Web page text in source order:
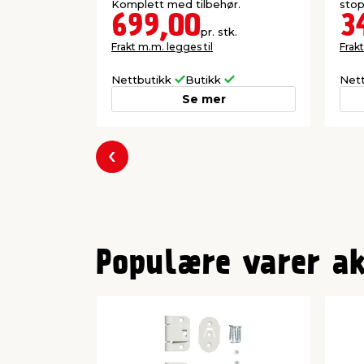
Komplett med tilbehør.
699,00pr. stk.
Frakt m.m. legges til
Nettbutikk Butikk
Se mer
Forrige
Populære varer